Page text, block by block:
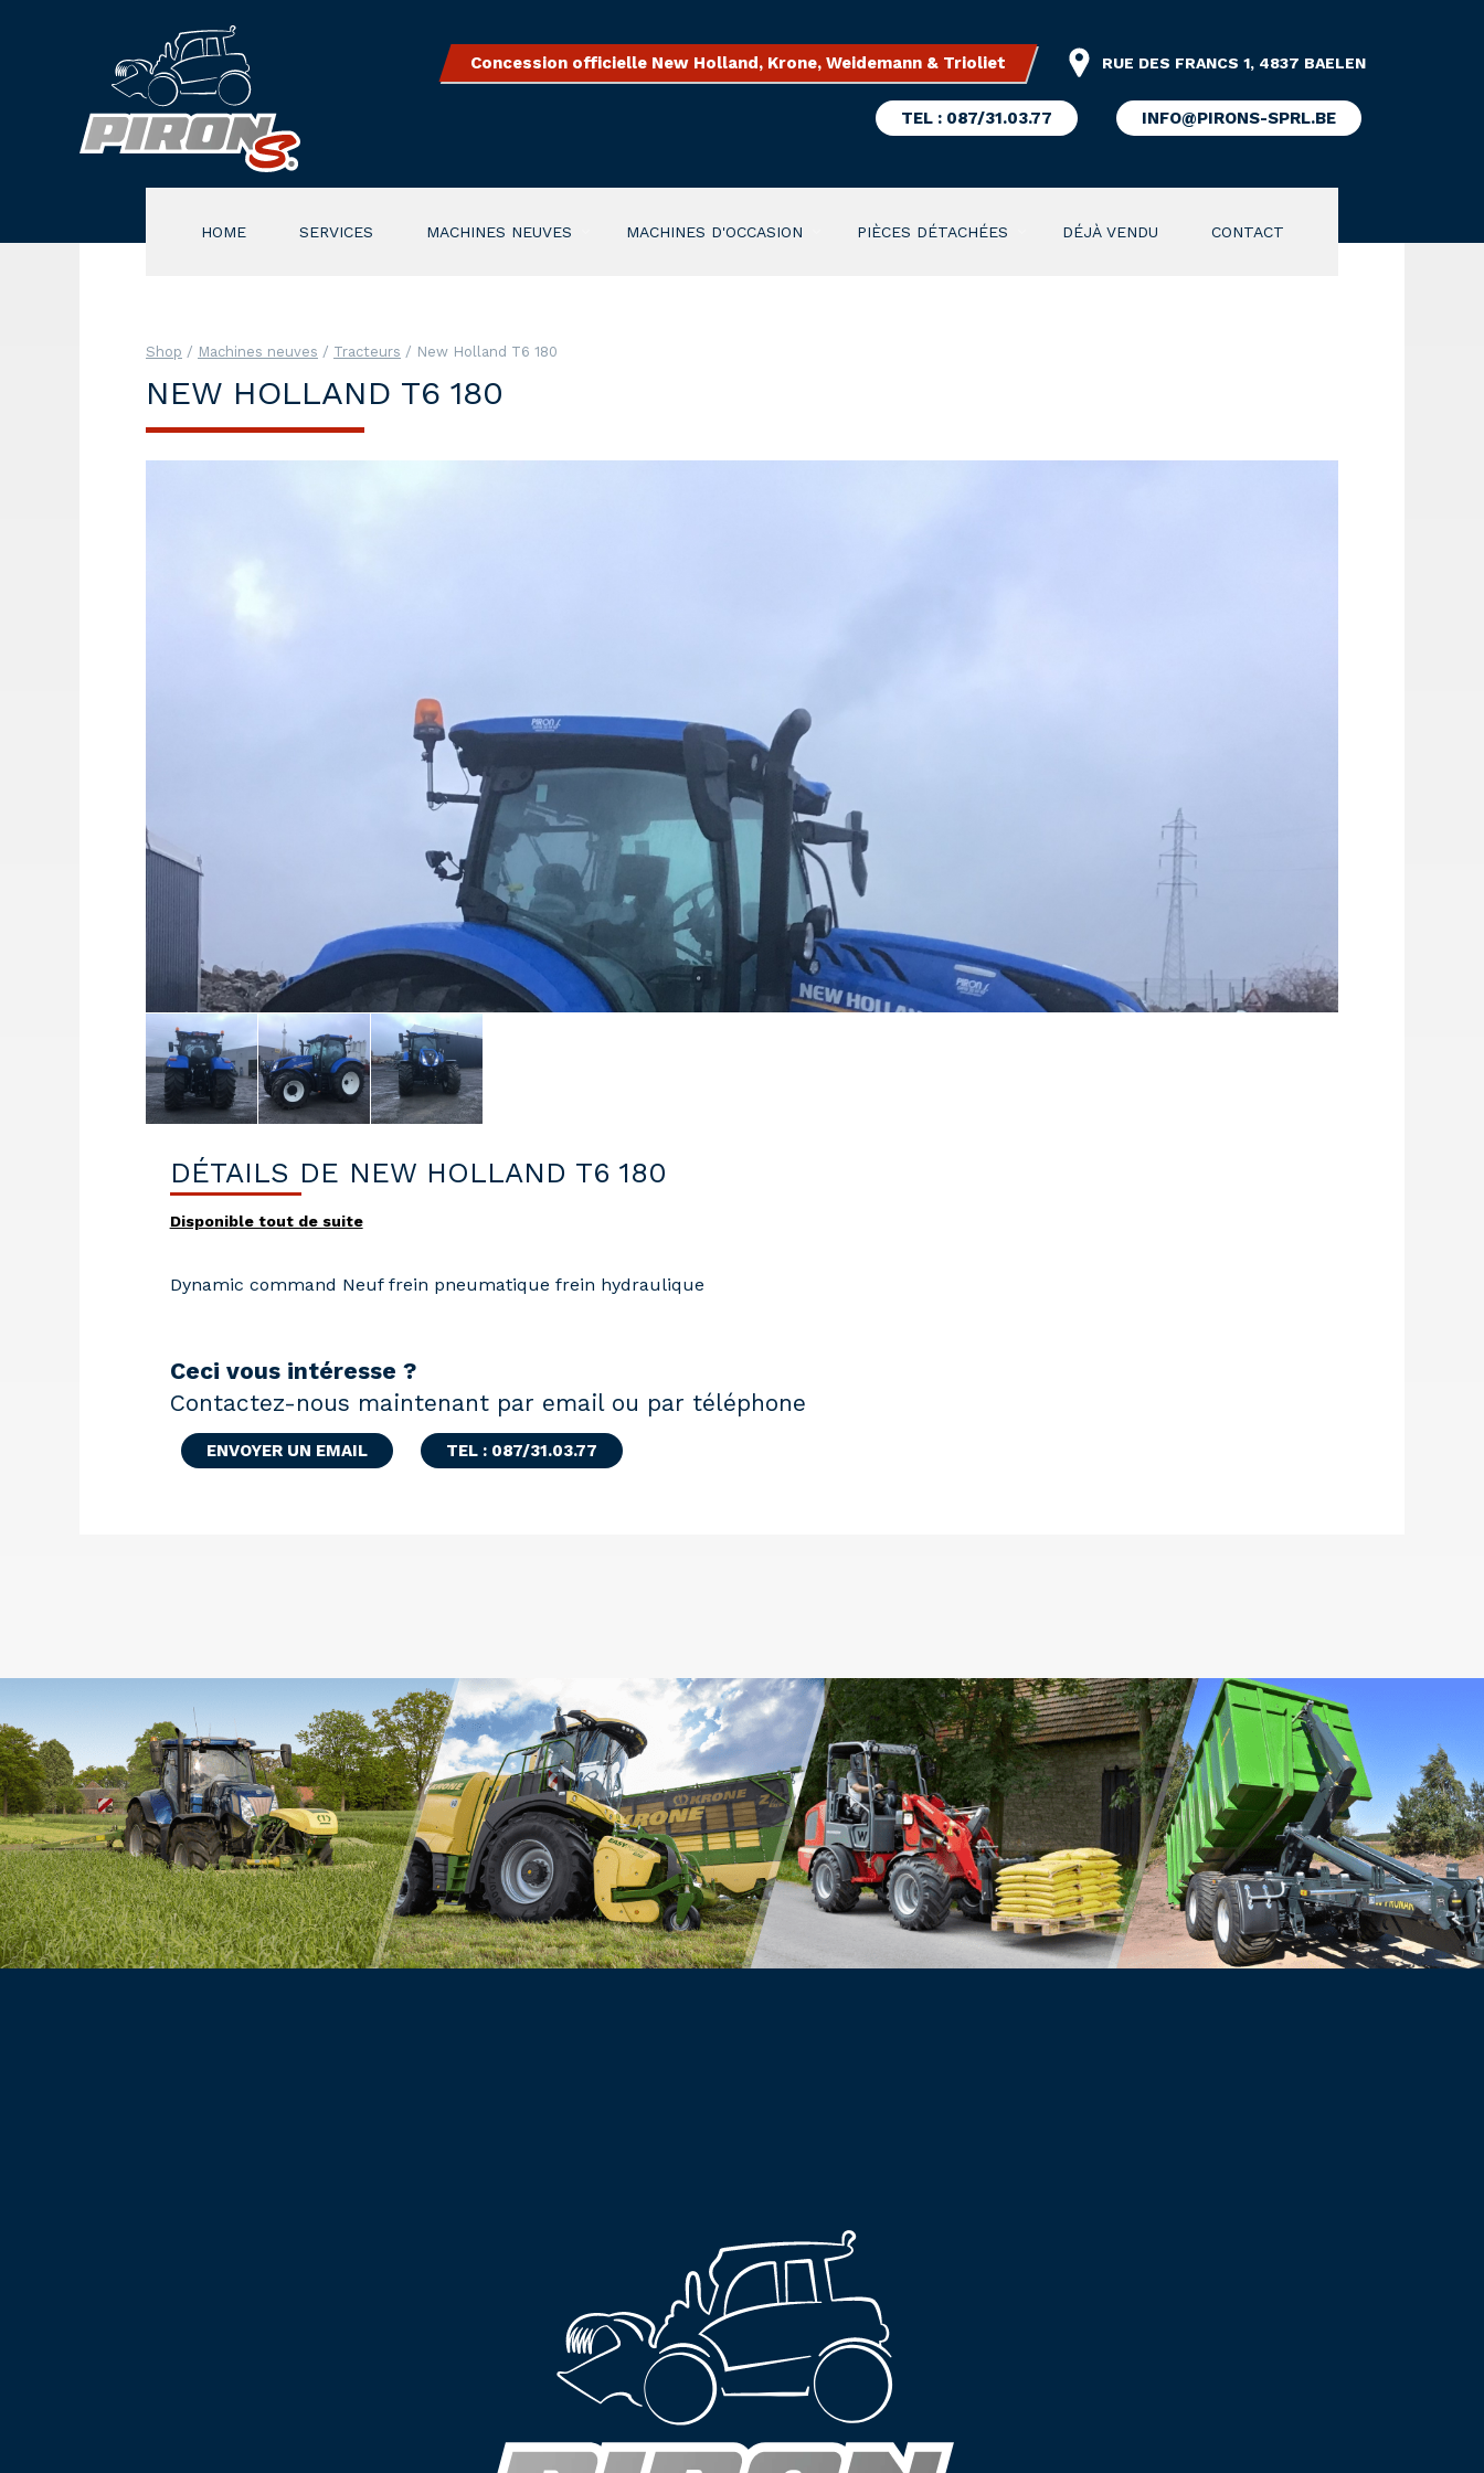
Concession officielle New Holland, Krone, Weidemann & Trioliet RUE DES FRANCS 1, 4837 BAELEN
TEL : 087/31.03.77 INFO@PIRONS-SPRL.BE
HOME SERVICES MACHINES NEUVES MACHINES D'OCCASION PIÈCES DÉTACHÉES DÉJÀ VENDU CONTACT
Shop / Machines neuves / Tracteurs / New Holland T6 180
NEW HOLLAND T6 180
DÉTAILS DE NEW HOLLAND T6 180
Disponible tout de suite
Dynamic command Neuf frein pneumatique frein hydraulique
Ceci vous intéresse ?
Contactez-nous maintenant par email ou par téléphone
ENVOYER UN EMAIL TEL : 087/31.03.77